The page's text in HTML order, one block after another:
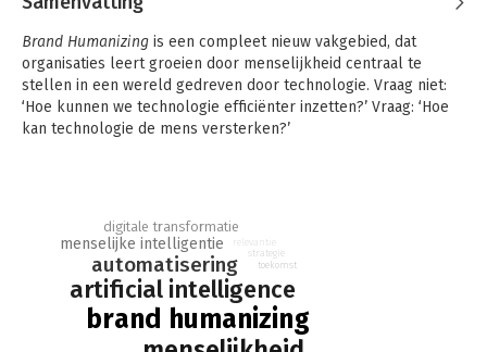
Brand Humanizing is een compleet nieuw vakgebied, dat
organisaties leert groeien door menselijkheid centraal te
stellen in een wereld gedreven door technologie. Vraag niet:
‘Hoe kunnen we technologie efficiënter inzetten?’ Vraag: ‘Hoe
kan technologie de mens versterken?’
bevrijden. Ze laten zien hoe leiders, merken en teams in
harmonie kunnen werken met AI en automatisering, zonder hun
ziel te verliezen. Want wie optimaliseert voor menselijkheid,
blijft uniek.
• Ontdek hoe je als leider relevant blijft in een tijdperk waarin
brand humanizing
artificial intelligence
automatisering
menselijke intelligentie
digitale transformatie
relevantie
strategie
toekomst